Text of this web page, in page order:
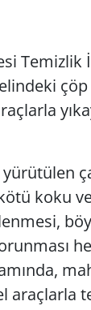
koku
araçlarla